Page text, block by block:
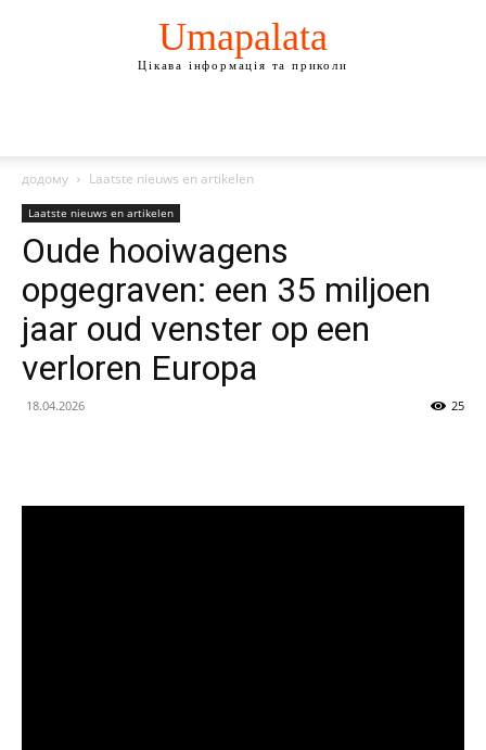
Umapalata
Цікава інформація та приколи
додому Laatste nieuws en artikelen
Laatste nieuws en artikelen
Oude hooiwagens
opgegraven: een 35 miljoen
jaar oud venster op een
verloren Europa
18.04.2026 25